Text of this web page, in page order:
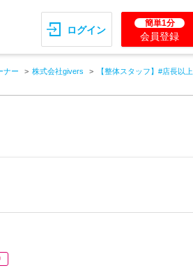
ログイン
簡単1分
会員登録
ナー 株式会社givers
【整体スタッフ】#店長以上